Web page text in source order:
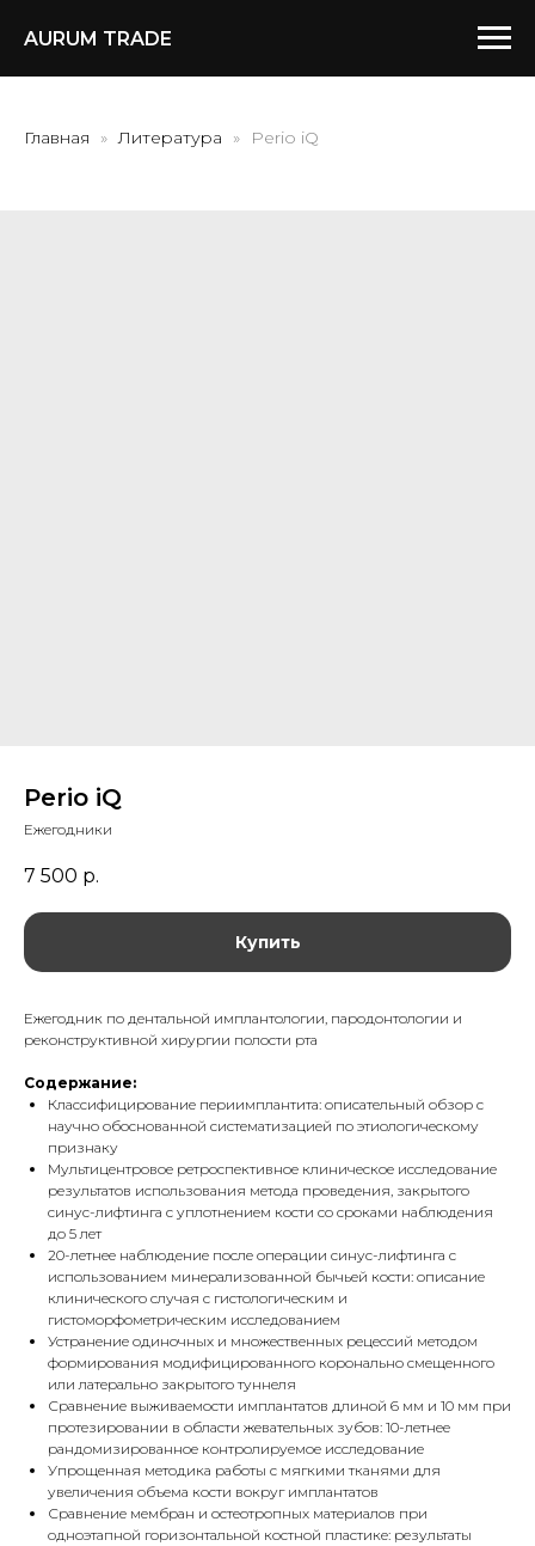
AURUM TRADE
Главная Литература Perio iQ
Perio iQ
Ежегодники
7 500 р.
Купить
Ежегодник по дентальной имплантологии, пародонтологии и
реконструктивной хирургии полости рта
Содержание:
Классифицирование периимплантита: описательный обзор с
научно обоснованной систематизацией по этиологическому
признаку
Мультицентровое ретроспективное клиническое исследование
результатов использования метода проведения, закрытого
синус-лифтинга с уплотнением кости со сроками наблюдения
до 5 лет
20-летнее наблюдение после операции синус-лифтинга с
использованием минерализованной бычьей кости: описание
клинического случая с гистологическим и
гистоморфометрическим исследованием
Устранение одиночных и множественных рецессий методом
формирования модифицированного коронально смещенного
или латерально закрытого туннеля
Сравнение выживаемости имплантатов длиной 6 мм и 10 мм при
протезировании в области жевательных зубов: 10-летнее
рандомизированное контролируемое исследование
Упрощенная методика работы с мягкими тканями для
увеличения объема кости вокруг имплантатов
Сравнение мембран и остеотропных материалов при
одноэтапной горизонтальной костной пластике: результаты